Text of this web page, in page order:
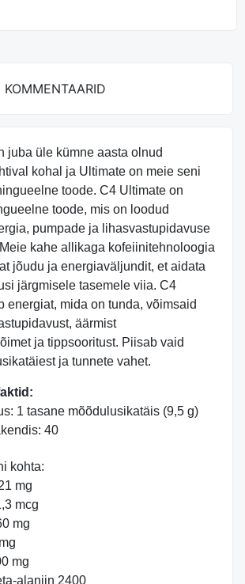
KOMMENTAARID
juba üle kümne aasta olnud
kohal ja Ultimate on meie seni
toode. C4 Ultimate on
toode, mis on loodud
pumpade ja lihasvastupidavuse
kahe allikaga kofeiinitehnoloogia
jõudu ja energiaväljundit, et aidata
järgmisele tasemele viia. C4
energiat, mida on tunda, võimsaid
äärmist
ja tippsooritust. Piisab vaid
ja tunnete vahet.
1 tasane mõõdulusikatäis (9,5 g)
40
kohta:
mg
mcg
mg
mg
alaniin 2400